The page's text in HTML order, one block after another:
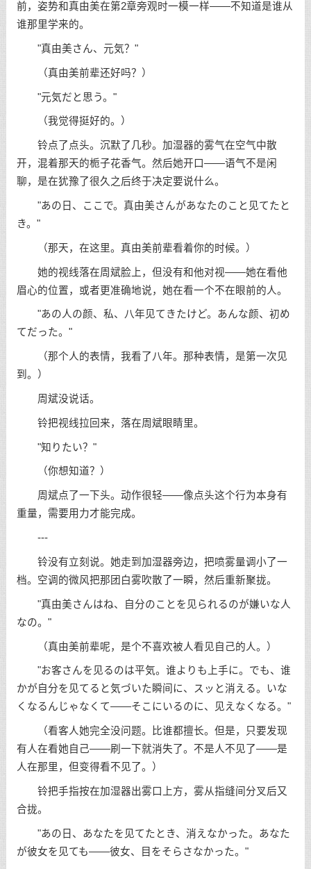
前，姿势和真由美在第2章旁观时一模一样——不知道是谁从
谁那里学来的。
"真由美さん、元気？"
（真由美前辈还好吗？）
"元気だと思う。"
（我觉得挺好的。）
铃点了点头。沉默了几秒。加湿器的雾气在空气中散
开，混着那天的栀子花香气。然后她开口——语气不是闲
聊，是在犹豫了很久之后终于决定要说什么。
"あの日、ここで。真由美さんがあなたのこと见てたと
き。"
（那天，在这里。真由美前辈看着你的时候。）
她的视线落在周斌脸上，但没有和他对视——她在看他
眉心的位置，或者更准确地说，她在看一个不在眼前的人。
"あの人の颜、私、八年见てきたけど。あんな颜、初め
てだった。"
（那个人的表情，我看了八年。那种表情，是第一次见
到。）
周斌没说话。
铃把视线拉回来，落在周斌眼睛里。
"知りたい？"
（你想知道？）
周斌点了一下头。动作很轻——像点头这个行为本身有
重量，需要用力才能完成。
---
铃没有立刻说。她走到加湿器旁边，把喷雾量调小了一
档。空调的微风把那团白雾吹散了一瞬，然后重新聚拢。
"真由美さんはね、自分のことを见られるのが嫌いな人
なの。"
（真由美前辈呢，是个不喜欢被人看见自己的人。）
"お客さんを见るのは平気。谁よりも上手に。でも、谁
かが自分を见てると気づいた瞬间に、スッと消える。いな
くなるんじゃなくて——そこにいるのに、见えなくなる。"
（看客人她完全没问题。比谁都擅长。但是，只要发现
有人在看她自己——刷一下就消失了。不是人不见了——是
人在那里，但变得看不见了。）
铃把手指按在加湿器出雾口上方，雾从指缝间分叉后又
合拢。
"あの日、あなたを见てたとき、消えなかった。あなた
が彼女を见ても——彼女、目をそらさなかった。"